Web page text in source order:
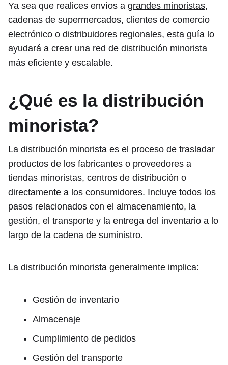
Ya sea que realices envíos a grandes minoristas,
cadenas de supermercados, clientes de comercio
electrónico o distribuidores regionales, esta guía lo
ayudará a crear una red de distribución minorista
más eficiente y escalable.
¿Qué es la distribución
minorista?
La distribución minorista es el proceso de trasladar
productos de los fabricantes o proveedores a
tiendas minoristas, centros de distribución o
directamente a los consumidores. Incluye todos los
pasos relacionados con el almacenamiento, la
gestión, el transporte y la entrega del inventario a lo
largo de la cadena de suministro.
La distribución minorista generalmente implica:
Gestión de inventario
Almacenaje
Cumplimiento de pedidos
Gestión del transporte